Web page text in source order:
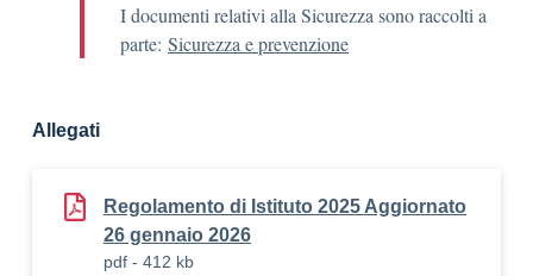
I documenti relativi alla Sicurezza sono raccolti a
parte: Sicurezza e prevenzione
Allegati
Regolamento di Istituto 2025 Aggiornato
26 gennaio 2026
pdf - 412 kb